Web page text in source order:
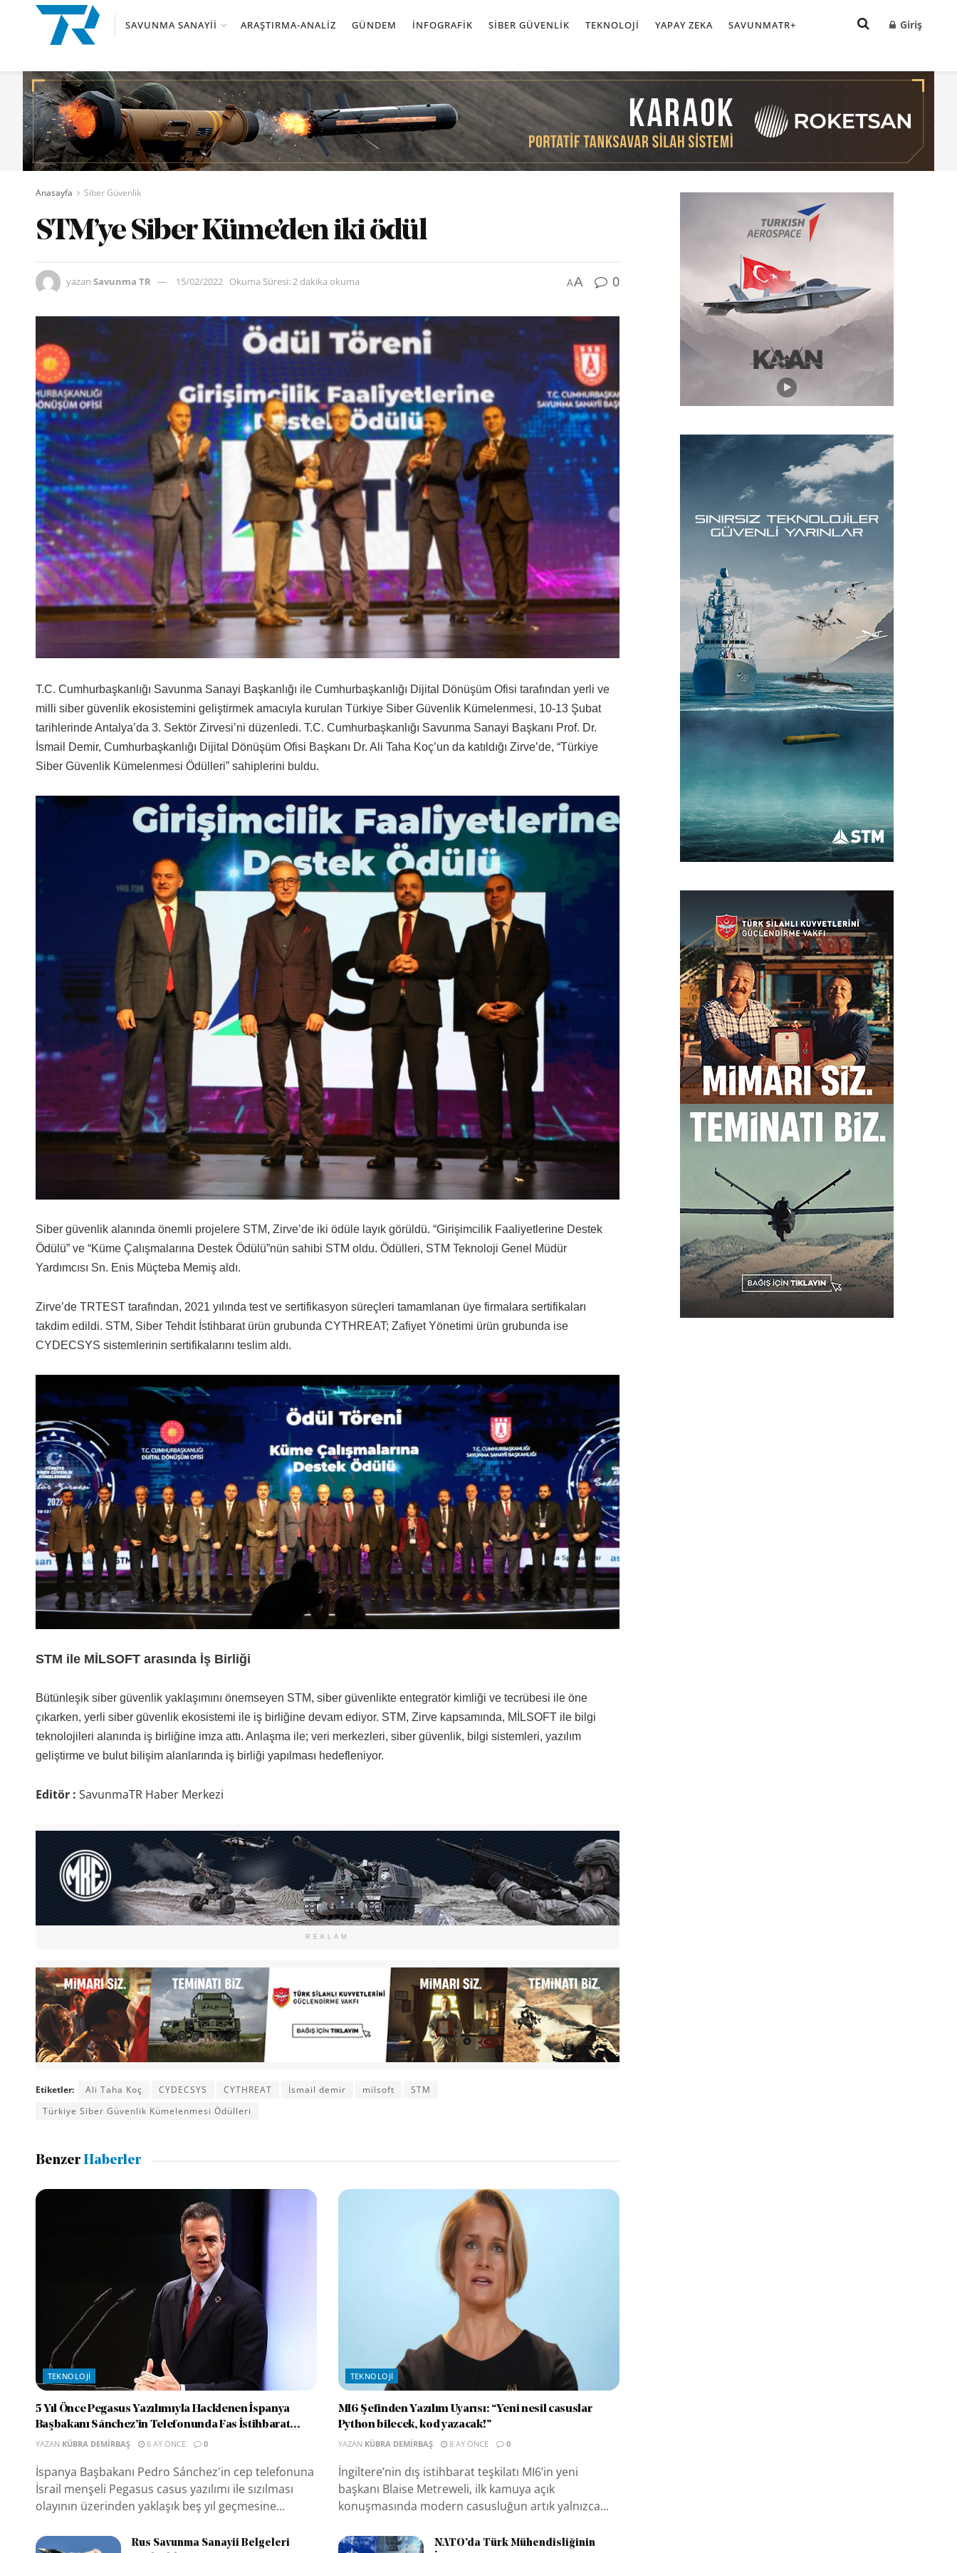
SAVUNMA SANAYII ARAŞTIRMA-ANALIZ GÜNDEM İNFOGRAFIK SIBER GÜVENLIK TEKNOLOJI YAPAY ZEKA SAVUNMATR+ Giriş
Anasayfa Siber Güvenlik
STM’ye Siber Küme’den iki ödül
yazan Savunma TR 15/02/2022 Okuma Süresi: 2 dakika okuma AA 0
T.C. Cumhurbaşkanlığı Savunma Sanayi Başkanlığı ile Cumhurbaşkanlığı Dijital Dönüşüm Ofisi tarafından yerli ve
milli siber güvenlik ekosistemini geliştirmek amacıyla kurulan Türkiye Siber Güvenlik Kümelenmesi, 10-13 Şubat
tarihlerinde Antalya’da 3. Sektör Zirvesi’ni düzenledi. T.C. Cumhurbaşkanlığı Savunma Sanayi Başkanı Prof. Dr.
İsmail Demir, Cumhurbaşkanlığı Dijital Dönüşüm Ofisi Başkanı Dr. Ali Taha Koç’un da katıldığı Zirve’de, “Türkiye
Siber Güvenlik Kümelenmesi Ödülleri” sahiplerini buldu.
Siber güvenlik alanında önemli projelere STM, Zirve’de iki ödüle layık görüldü. “Girişimcilik Faaliyetlerine Destek
Ödülü” ve “Küme Çalışmalarına Destek Ödülü”nün sahibi STM oldu. Ödülleri, STM Teknoloji Genel Müdür
Yardımcısı Sn. Enis Müçteba Memiş aldı.
Zirve’de TRTEST tarafından, 2021 yılında test ve sertifikasyon süreçleri tamamlanan üye firmalara sertifikaları
takdim edildi. STM, Siber Tehdit İstihbarat ürün grubunda CYTHREAT; Zafiyet Yönetimi ürün grubunda ise
CYDECSYS sistemlerinin sertifikalarını teslim aldı.
STM ile MİLSOFT arasında İş Birliği
Bütünleşik siber güvenlik yaklaşımını önemseyen STM, siber güvenlikte entegratör kimliği ve tecrübesi ile öne
çıkarken, yerli siber güvenlik ekosistemi ile iş birliğine devam ediyor. STM, Zirve kapsamında, MİLSOFT ile bilgi
teknolojileri alanında iş birliğine imza attı. Anlaşma ile; veri merkezleri, siber güvenlik, bilgi sistemleri, yazılım
geliştirme ve bulut bilişim alanlarında iş birliği yapılması hedefleniyor.
Editör : SavunmaTR Haber Merkezi
REKLAM
Etiketler: Ali Taha Koç CYDECSYS CYTHREAT İsmail demir milsoft
STM
Türkiye Siber Güvenlik Kümelenmesi Ödülleri
BenzerHaberler
TEKNOLOJI
5 Yıl Önce Pegasus Yazılımıyla Hacklenen İspanya
Başbakanı Sánchez’in Telefonunda Fas İstihbarat...
YAZAN KÜBRA DEMIRBAŞ 6 AY ÖNCE 0
İspanya Başbakanı Pedro Sánchez'in cep telefonuna
İsrail menşeli Pegasus casus yazılımı ile sızılması
olayının üzerinden yaklaşık beş yıl geçmesine...
TEKNOLOJI
MI6 Şefinden Yazılım Uyarısı: “Yeni nesil casuslar
Python bilecek, kod yazacak!”
YAZAN KÜBRA DEMIRBAŞ 8 AY ÖNCE 0
İngiltere’nin dış istihbarat teşkilatı MI6’in yeni
başkanı Blaise Metreweli, ilk kamuya açık
konuşmasında modern casusluğun artık yalnızca...
Rus Savunma Sanayii Belgeleri
NATO’da Türk Mühendisliğinin